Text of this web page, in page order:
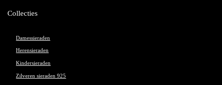
Collecties
Damessieraden
Herensieraden
Kindersieraden
Zilveren sieraden 925